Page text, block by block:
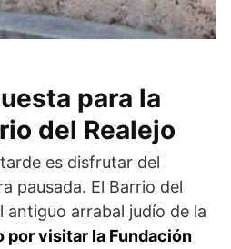
para la
del Realejo
es disfrutar del
pausada. El Barrio del
antiguo arrabal judío de la
por visitar la Fundación